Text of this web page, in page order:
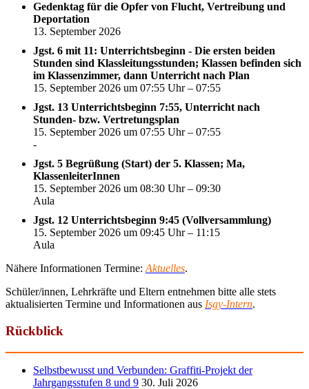
Gedenktag für die Opfer von Flucht, Vertreibung und
Deportation
13. September 2026
Jgst. 6 mit 11: Unterrichtsbeginn - Die ersten beiden
Stunden sind Klassleitungsstunden; Klassen befinden sich
im Klassenzimmer, dann Unterricht nach Plan
15. September 2026 um 07:55 Uhr – 07:55
Jgst. 13 Unterrichtsbeginn 7:55, Unterricht nach
Stunden- bzw. Vertretungsplan
15. September 2026 um 07:55 Uhr – 07:55
-
Jgst. 5 Begrüßung (Start) der 5. Klassen; Ma,
KlassenleiterInnen
15. September 2026 um 08:30 Uhr – 09:30
Aula
Jgst. 12 Unterrichtsbeginn 9:45 (Vollversammlung)
15. September 2026 um 09:45 Uhr – 11:15
Aula
Nähere Informationen Termine: Aktuelles.
Schüler/innen, Lehrkräfte und Eltern entnehmen bitte alle stets
aktualisierten Termine und Informationen aus Isgy-Intern.
Rückblick
Selbstbewusst und Verbunden: Graffiti-Projekt der
Jahrgangsstufen 8 und 9 30. Juli 2026